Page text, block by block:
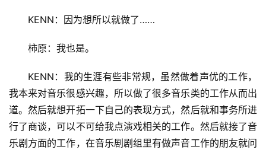
KENN：因为想所以就做了……
柿原：我也是。
KENN：我的生涯有些非常规，虽然做着声优的工作，
我本来对音乐很感兴趣，所以做了很多音乐类的工作从而出
道。然后就想开拓一下自己的表现方式，然后就和事务所进
行了商谈，可以不可给我点演戏相关的工作。然后就接了音
乐剧方面的工作，在音乐剧剧组里有做声音工作的朋友就问